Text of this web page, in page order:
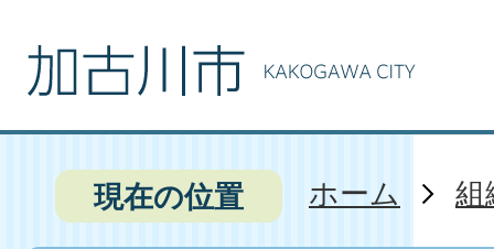
現在の位置 ホーム 組